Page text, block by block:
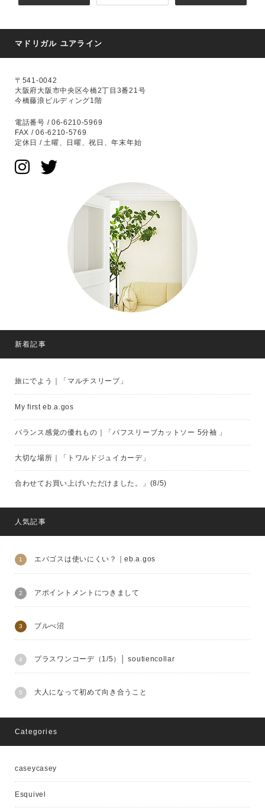
マドリガル ユアライン
〒541-0042
大阪府大阪市中央区今橋2丁目3番21号
今橋藤浪ビルディング1階
電話番号 / 06-6210-5969
FAX / 06-6210-5769
定休日 / 土曜、日曜、祝日、年末年始
新着記事
旅にでよう｜「マルチスリーブ」
My first eb.a.gos
バランス感覚の優れもの｜「パフスリーブカットソー 5分袖 」
大切な場所｜「トワルドジュイカーデ」
合わせてお買い上げいただけました。」(8/5)
人気記事
エバゴスは使いにくい？｜eb.a.gos
アポイントメントにつきまして
ブルべ沼
プラスワンコーデ（1/5）│ soutiencollar
大人になって初めて向き合うこと
Categories
caseycasey
Esquivel